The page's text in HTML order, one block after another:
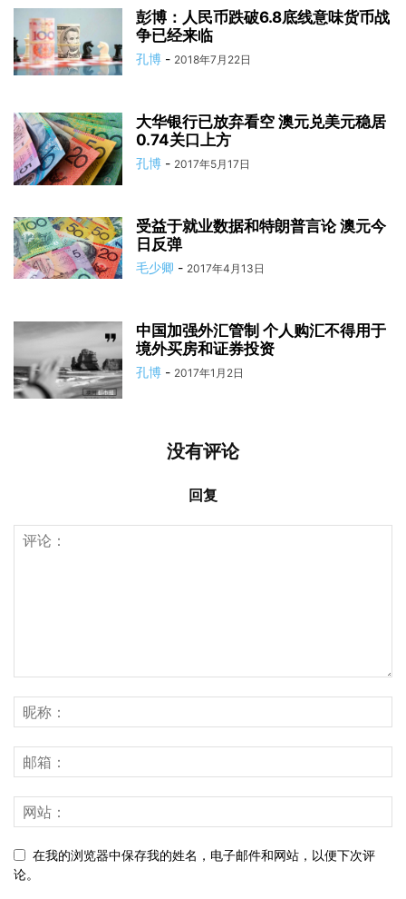
彭博：人民币跌破6.8底线意味货币战
争已经来临
孔博 - 2018年7月22日
大华银行已放弃看空 澳元兑美元稳居
0.74关口上方
孔博 - 2017年5月17日
受益于就业数据和特朗普言论 澳元今
日反弹
毛少卿 - 2017年4月13日
中国加强外汇管制 个人购汇不得用于
境外买房和证券投资
孔博 - 2017年1月2日
没有评论
回复
在我的浏览器中保存我的姓名，电子邮件和网站，以便下次评
论。